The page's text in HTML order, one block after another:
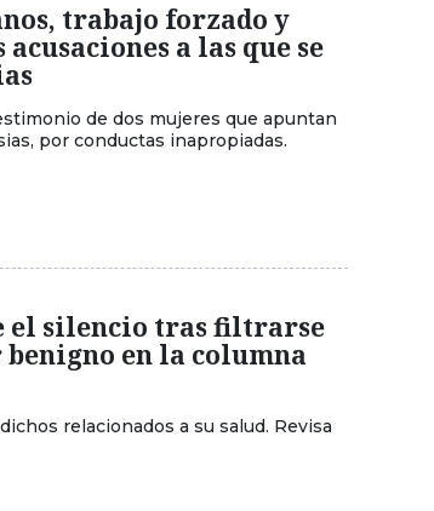
trabajo forzado y
a las que se
de dos mujeres que apuntan
por conductas inapropiadas.
el silencio tras filtrarse
en la columna
relacionados a su salud. Revisa